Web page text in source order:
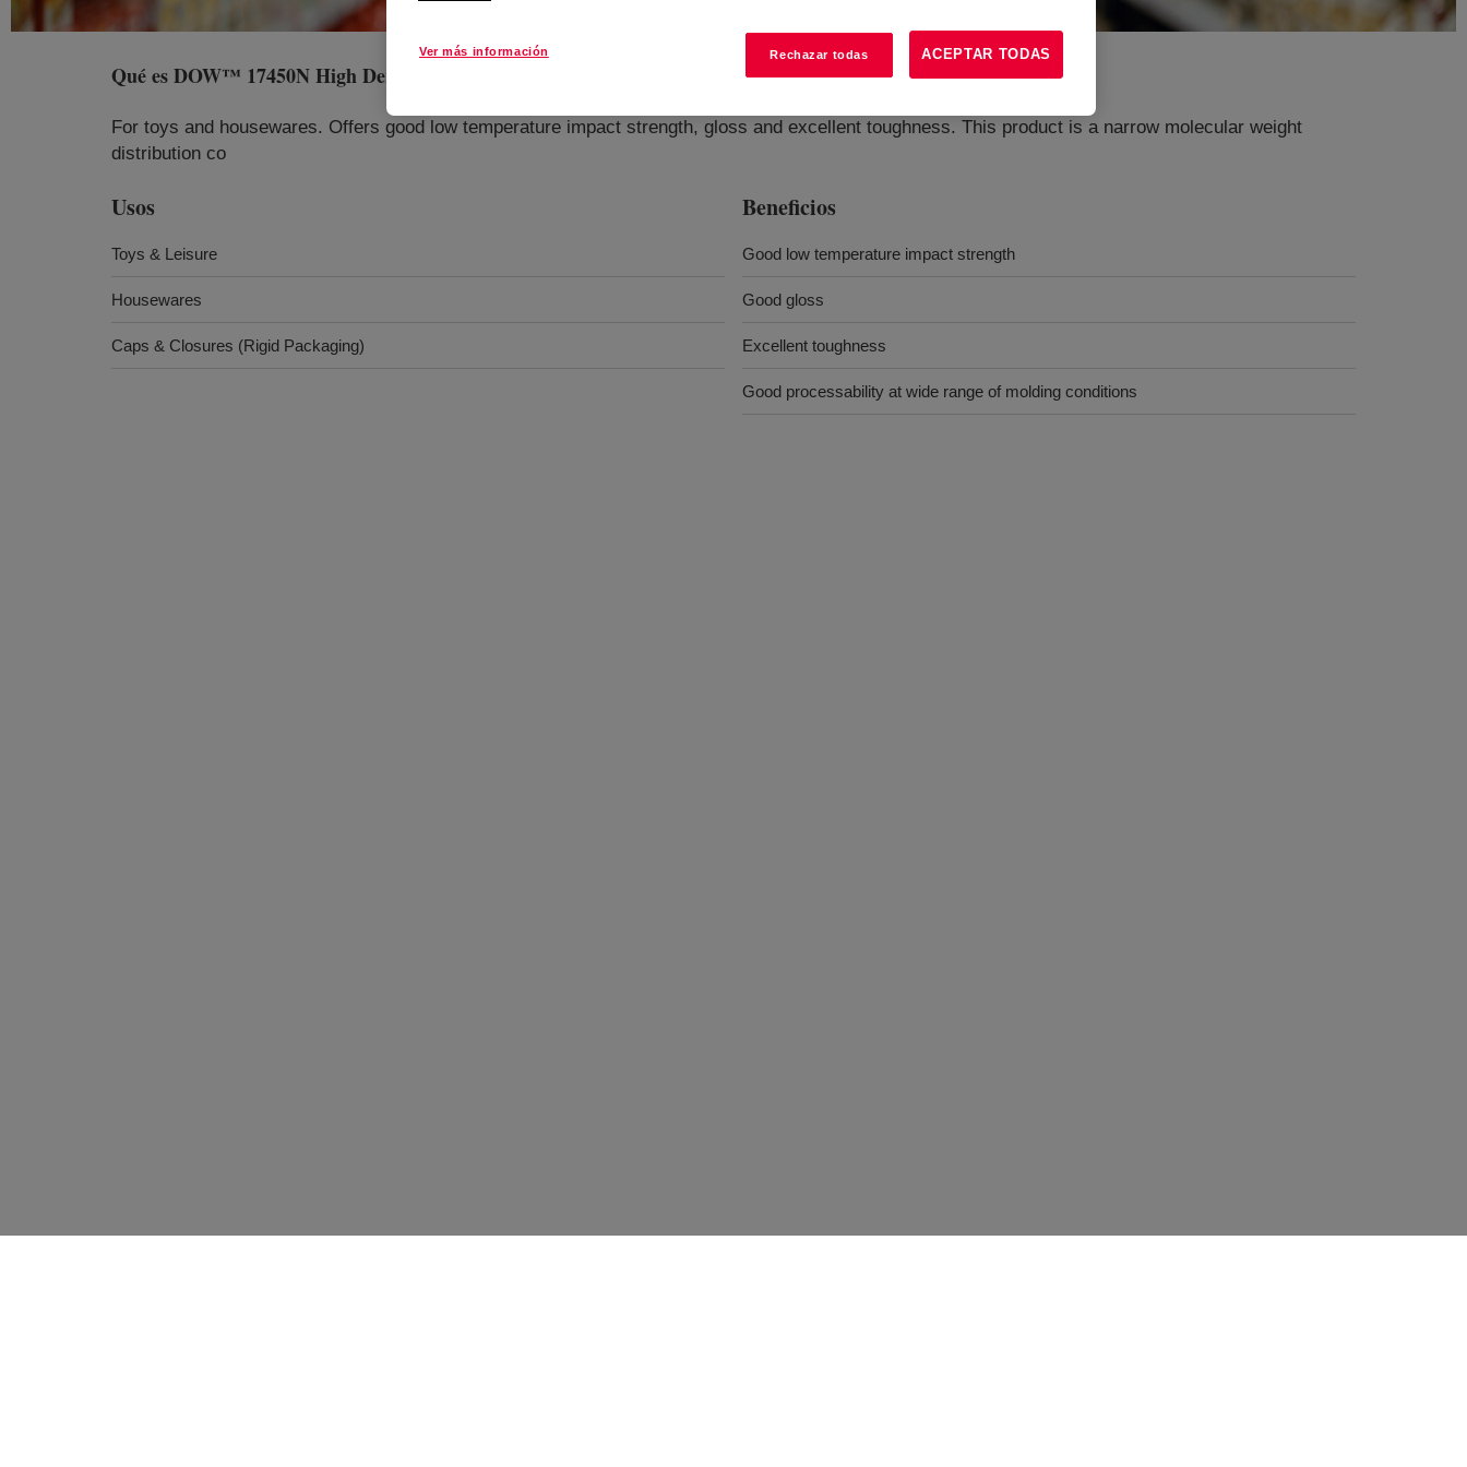
Qué esDOW™ 17450N High Density Polyethylene Resin
For toys and housewares. Offers good low temperature impact strength, gloss and excellent toughness. This product is a narrow molecular weight
distribution co
Usos
Toys & Leisure
Housewares
Caps & Closures (Rigid Packaging)
Beneficios
Good low temperature impact strength
Good gloss
Excellent toughness
Good processability at wide range of molding conditions
Ver más información Rechazar todas ACEPTAR TODAS